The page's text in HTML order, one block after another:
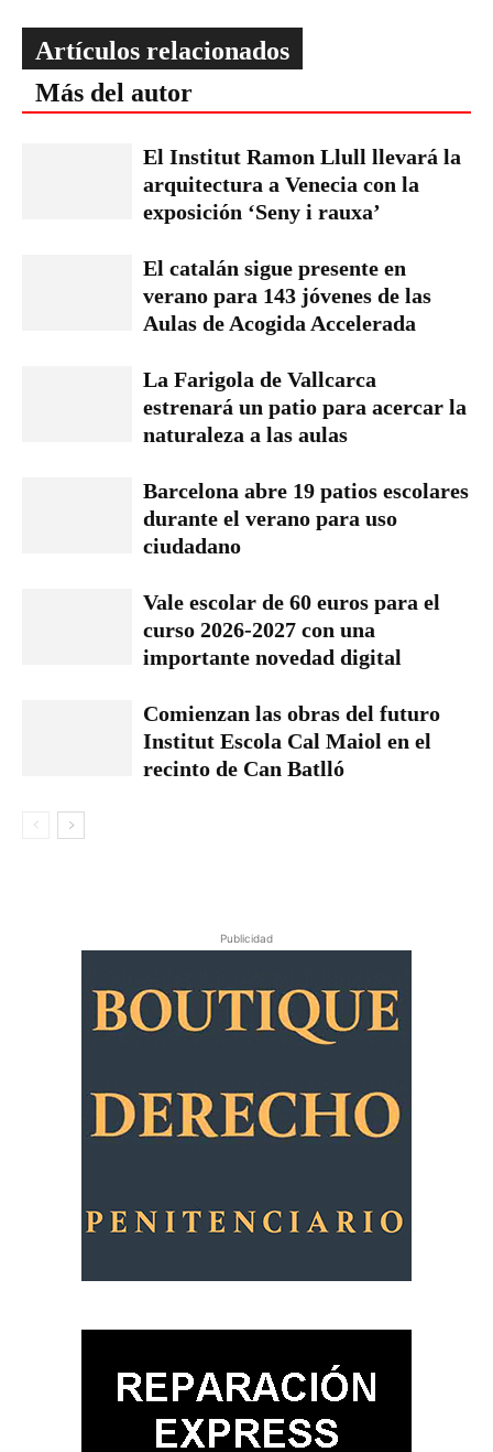
Artículos relacionados
Más del autor
El Institut Ramon Llull llevará la
arquitectura a Venecia con la
exposición ‘Seny i rauxa’
El catalán sigue presente en
verano para 143 jóvenes de las
Aulas de Acogida Accelerada
La Farigola de Vallcarca
estrenará un patio para acercar la
naturaleza a las aulas
Barcelona abre 19 patios escolares
durante el verano para uso
ciudadano
Vale escolar de 60 euros para el
curso 2026-2027 con una
importante novedad digital
Comienzan las obras del futuro
Institut Escola Cal Maiol en el
recinto de Can Batlló
Publicidad